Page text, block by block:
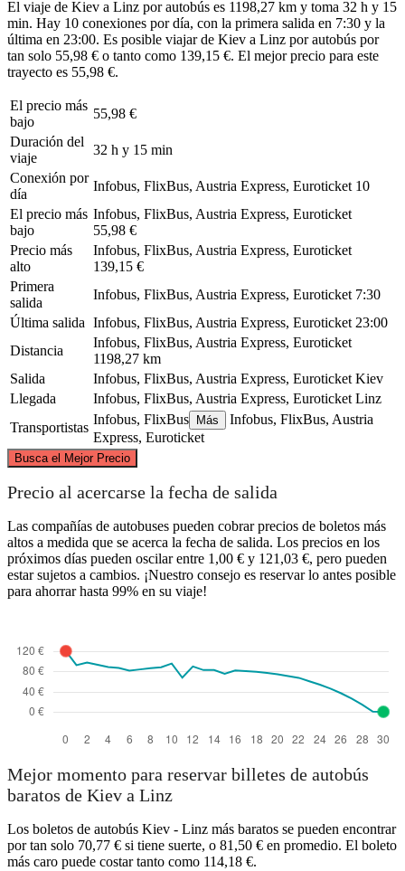
El viaje de Kiev a Linz por autobús es 1198,27 km y toma 32 h y 15
min. Hay 10 conexiones por día, con la primera salida en 7:30 y la
última en 23:00. Es posible viajar de Kiev a Linz por autobús por
tan solo 55,98 € o tanto como 139,15 €. El mejor precio para este
trayecto es 55,98 €.
El precio más
bajo
55,98 €
Duración del
viaje
32 h y 15 min
Conexión por
día
Infobus, FlixBus, Austria Express, Euroticket 10
El precio más
bajo
Infobus, FlixBus, Austria Express, Euroticket
55,98 €
Precio más
alto
Infobus, FlixBus, Austria Express, Euroticket
139,15 €
Primera
salida
Infobus, FlixBus, Austria Express, Euroticket 7:30
Última salida Infobus, FlixBus, Austria Express, Euroticket 23:00
Distancia
Infobus, FlixBus, Austria Express, Euroticket
1198,27 km
Salida
Infobus, FlixBus, Austria Express, Euroticket Kiev
Llegada
Infobus, FlixBus, Austria Express, Euroticket Linz
Transportistas
Infobus, FlixBus Más
Infobus, FlixBus, Austria
Express, Euroticket
Busca el Mejor Precio
Kyiv
Precio al acercarse la fecha de salida
Las compañías de autobuses pueden cobrar precios de boletos más
altos a medida que se acerca la fecha de salida. Los precios en los
próximos días pueden oscilar entre 1,00 € y 121,03 €, pero pueden
estar sujetos a cambios. ¡Nuestro consejo es reservar lo antes posible
para ahorrar hasta 99% en su viaje!
Mejor momento para reservar billetes de autobús
baratos de Kiev a Linz
Los boletos de autobús Kiev - Linz más baratos se pueden encontrar
por tan solo 70,77 € si tiene suerte, o 81,50 € en promedio. El boleto
más caro puede costar tanto como 114,18 €.